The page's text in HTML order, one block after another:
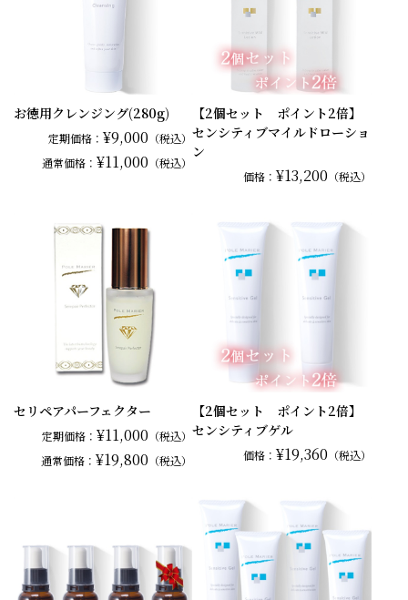
お徳用クレンジング(280g)
定期価格：¥9,000 （税込）
通常価格：¥11,000 （税込）
【2個セット ポイント2倍】
センシティブマイルドローショ
ン
価格： ¥13,200 （税込）
セリペアパーフェクター
定期価格：¥11,000 （税込）
通常価格：¥19,800 （税込）
【2個セット ポイント2倍】
センシティブゲル
価格： ¥19,360 （税込）